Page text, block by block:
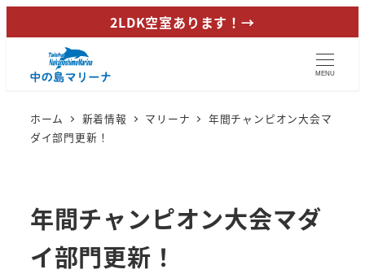
イ
2LDK空室あります！→
MENU
ホーム 新着情報 マリーナ
年間チャンピオン大会マ
ダイ部門更新！
年間チャンピオン大会マダ
イ部門更新！